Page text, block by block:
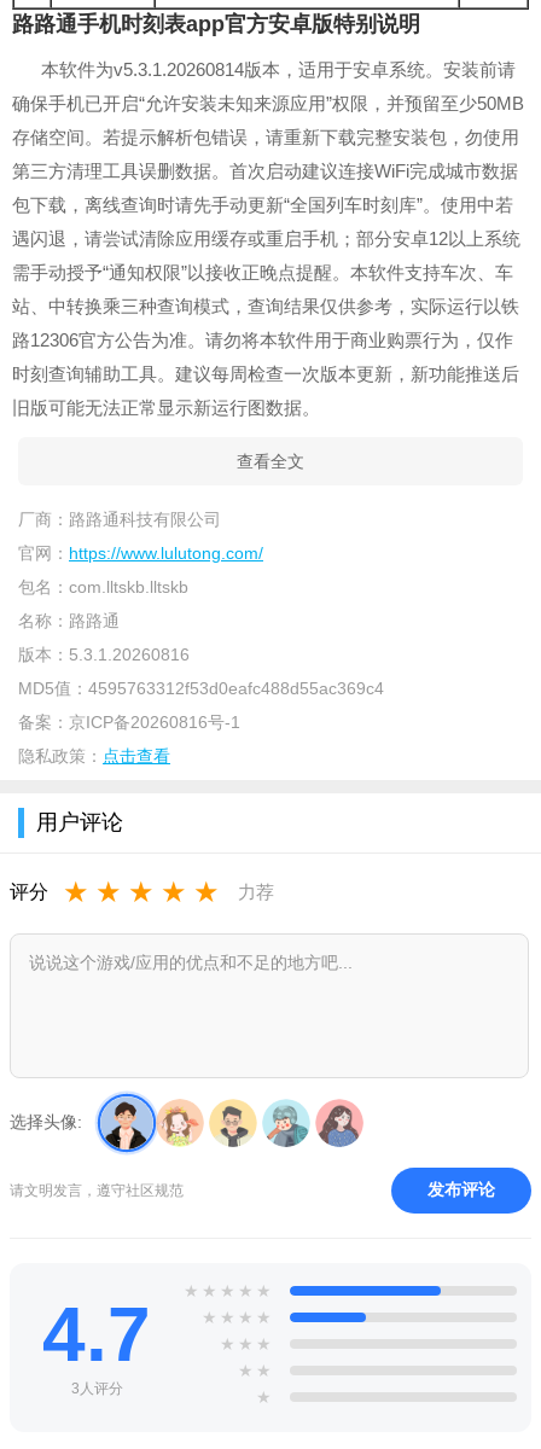
路路通手机时刻表app官方安卓版特别说明
本软件为v5.3.1.20260814版本，适用于安卓系统。安装前请
确保手机已开启“允许安装未知来源应用”权限，并预留至少50MB
存储空间。若提示解析包错误，请重新下载完整安装包，勿使用
第三方清理工具误删数据。首次启动建议连接WiFi完成城市数据
包下载，离线查询时请先手动更新“全国列车时刻库”。使用中若
遇闪退，请尝试清除应用缓存或重启手机；部分安卓12以上系统
需手动授予“通知权限”以接收正晚点提醒。本软件支持车次、车
站、中转换乘三种查询模式，查询结果仅供参考，实际运行以铁
路12306官方公告为准。请勿将本软件用于商业购票行为，仅作
时刻查询辅助工具。建议每周检查一次版本更新，新功能推送后
旧版可能无法正常显示新运行图数据。
查看全文
厂商： 路路通科技有限公司
官网： https://www.lulutong.com/
包名： com.lltskb.lltskb
名称： 路路通
版本： 5.3.1.20260816
MD5值： 4595763312f53d0eafc488d55ac369c4
备案： 京ICP备20260816号-1
隐私政策： 点击查看
用户评论
评分 ★ ★ ★ ★ ★ 力荐
选择头像:
请文明发言，遵守社区规范 发布评论
4.7
3人评分
★ ★ ★ ★ ★
★ ★ ★ ★
★ ★ ★
★ ★
★